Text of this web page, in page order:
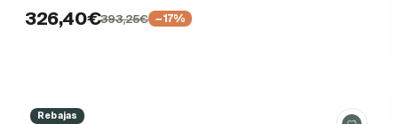
326,40€393,25€ −17%
Rebajas